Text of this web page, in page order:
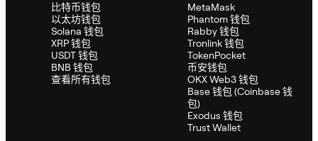
比特币钱包
以太坊钱包
Solana 钱包
XRP 钱包
USDT 钱包
BNB 钱包
查看所有钱包
MetaMask
Phantom 钱包
Rabby 钱包
Tronlink 钱包
TokenPocket
币安钱包
OKX Web3 钱包
Base 钱包 (Coinbase 钱
包)
Exodus 钱包
Trust Wallet